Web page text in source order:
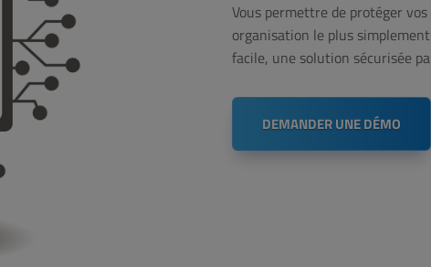
Vous permettre de protéger
organisation le plus
facile, une solution sécurisée
DEMANDER UNE DÉMO